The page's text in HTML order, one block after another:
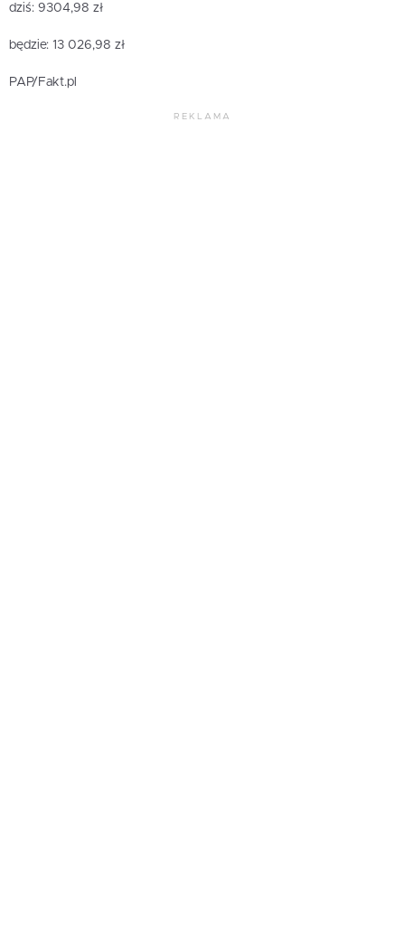
dziś: 9304,98 zł
będzie: 13 026,98 zł
PAP/Fakt.pl
REKLAMA